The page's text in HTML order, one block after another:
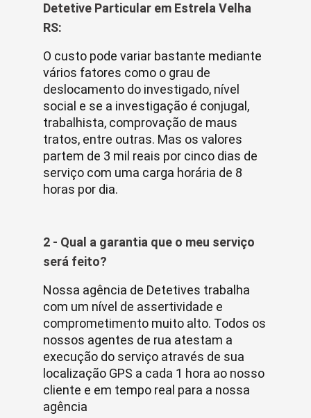
Detetive Particular em Estrela Velha
RS:
O custo pode variar bastante mediante
vários fatores como o grau de
deslocamento do investigado, nível
social e se a investigação é conjugal,
trabalhista, comprovação de maus
tratos, entre outras. Mas os valores
partem de 3 mil reais por cinco dias de
serviço com uma carga horária de 8
horas por dia.
2 - Qual a garantia que o meu serviço
será feito?
Nossa agência de Detetives trabalha
com um nível de assertividade e
comprometimento muito alto. Todos os
nossos agentes de rua atestam a
execução do serviço através de sua
localização GPS a cada 1 hora ao nosso
cliente e em tempo real para a nossa
agência